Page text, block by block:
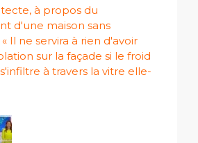
à propos du
d'une maison sans
Il ne servira à rien d'avoir
sur la façade si le froid
à travers la vitre elle-